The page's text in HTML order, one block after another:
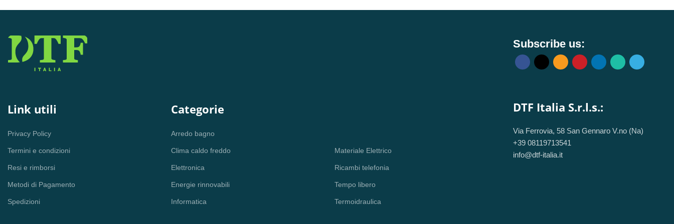
Link utili
Privacy Policy
Termini e condizioni
Resi e rimborsi
Metodi di Pagamento
Spedizioni
Categorie
Arredo bagno
Clima caldo freddo
Elettronica
Energie rinnovabili
Informatica
Materiale Elettrico
Ricambi telefonia
Tempo libero
Termoidraulica
Subscribe us:
DTF Italia S.r.l.s.:
Via Ferrovia, 58 San Gennaro V.no (Na)
+39 08119713541
info@dtf-italia.it